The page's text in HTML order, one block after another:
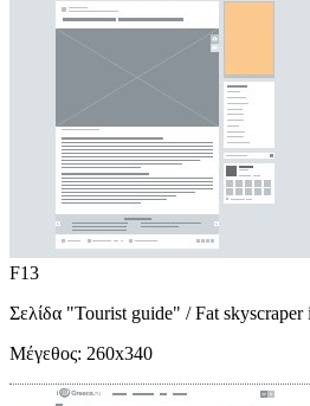
F13
Σελίδα "Tourist guide" / Fat skyscraper
Μέγεθος: 260x340